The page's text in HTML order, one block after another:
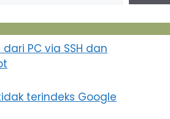
PC via SSH dan
terindeks Google